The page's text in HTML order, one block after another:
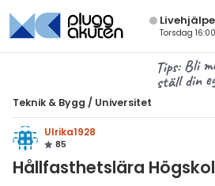
Torsdag 16:00
Tips:
ställ
Teknik & Bygg / Universitet
Ulrika1928
85
Hållfasthetslära